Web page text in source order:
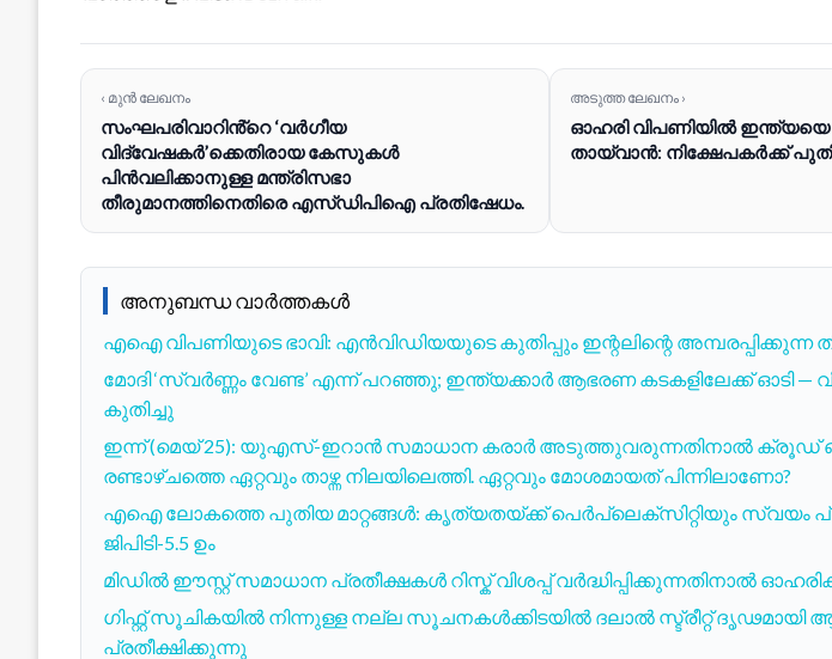
‹ മുൻ ലേഖനം
സംഘപരിവാറിൻ്റെ ‘വർഗീയ
വിദ്വേഷകർ’ക്കെതിരായ കേസുകൾ
പിൻവലിക്കാനുള്ള മന്ത്രിസഭാ
തീരുമാനത്തിനെതിരെ എസ്ഡിപിഐ പ്രതിഷേധം.
അടുത്ത ലേഖനം ›
ഓഹരി വിപണിയിൽ ഇന്ത്യയെ
തായ്‌വാൻ: നിക്ഷേപകർക്ക്
അനുബന്ധ വാർത്തകൾ
എഐ വിപണിയുടെ ഭാവി: എൻവിഡിയയുടെ കുതിപ്പും ഇന്റലിന്റെ അമ്പരപ്പിക്കുന്ന
മോദി ‘സ്വർണ്ണം വേണ്ട’ എന്ന് പറഞ്ഞു; ഇന്ത്യക്കാർ ആഭരണ കടകളിലേക്ക് ഓടി —
കുതിച്ചു
ഇന്ന് (മെയ് 25): യുഎസ്-ഇറാൻ സമാധാന കരാർ അടുത്തുവരുന്നതിനാൽ ക്രൂഡ്
രണ്ടാഴ്ചത്തെ ഏറ്റവും താഴ്ന്ന നിലയിലെത്തി. ഏറ്റവും മോശമായത് പിന്നിലാണോ?
എഐ ലോകത്തെ പുതിയ മാറ്റങ്ങൾ: കൃത്യതയ്ക്ക് പെർപ്ലെക്സിറ്റിയും സ്വയം
ജിപിടി-5.5 ഉം
മിഡിൽ ഈസ്റ്റ് സമാധാന പ്രതീക്ഷകൾ റിസ്ക് വിശപ്പ് വർദ്ധിപ്പിക്കുന്നതിനാൽ
ഗിഫ്റ്റ് സൂചികയിൽ നിന്നുള്ള നല്ല സൂചനകൾക്കിടയിൽ ദലാൽ സ്ട്രീറ്റ് ദൃഢമായി
പ്രതീക്ഷിക്കുന്നു